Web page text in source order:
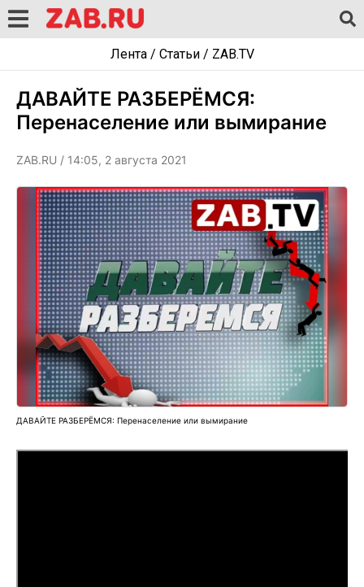
Лента/ Статьи/ ZAB.TV
ДАВАЙТЕ РАЗБЕРЁМСЯ:
Перенаселение или вымирание
ZAB.RU / 14:05, 2 августа 2021
ДАВАЙТЕ РАЗБЕРЁМСЯ: Перенаселение или вымирание